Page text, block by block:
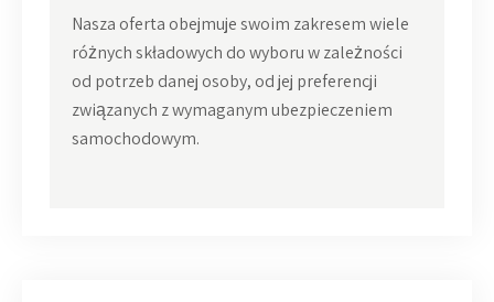
Nasza oferta obejmuje swoim zakresem wiele
różnych składowych do wyboru w zależności
od potrzeb danej osoby, od jej preferencji
związanych z wymaganym ubezpieczeniem
samochodowym.